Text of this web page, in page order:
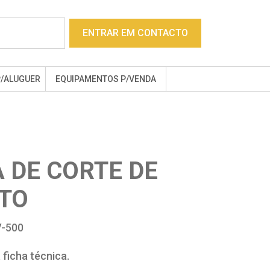
ENTRAR EM CONTACTO
ALUGUER EQUIPAMENTOS P/VENDA
CORTE DE
500
ficha técnica.